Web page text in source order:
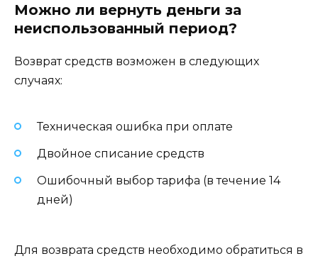
Можно ли вернуть деньги за
неиспользованный период?
Возврат средств возможен в следующих
случаях:
Техническая ошибка при оплате
Двойное списание средств
Ошибочный выбор тарифа (в течение 14
дней)
Для возврата средств необходимо обратиться в